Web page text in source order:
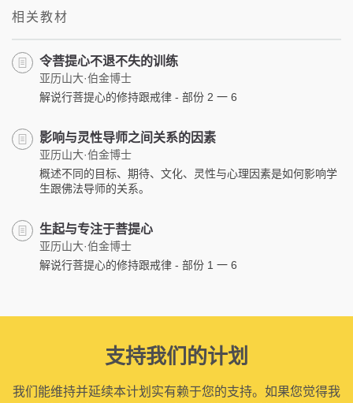
相关教材
令菩提心不退不失的训练
亚历山大·伯金博士
解说行菩提心的修持跟戒律 - 部份 2 一 6
影响与灵性导师之间关系的因素
亚历山大·伯金博士
概述不同的目标、期待、文化、灵性与心理因素是如何影响学
生跟佛法导师的关系。
生起与专注于菩提心
亚历山大·伯金博士
解说行菩提心的修持跟戒律 - 部份 1 一 6
支持我们的计划
我们能维持并延续本计划实有赖于您的支持。如果您觉得我